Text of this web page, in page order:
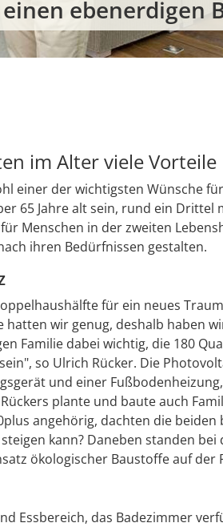
ebenerdigen
im Alter viele Vorteile
einer der wichtigsten Wünsche
65 Jahre alt sein, rund ein
Menschen in der zweiten
ihren Bedürfnissen gestalten.
für ein neues
wir genug, deshalb haben
Familie dabei wichtig, die 180
so Ulrich Rücker. Die
und einer
plante und baute auch
angehörig, dachten die
kann? Daneben standen
ökologischer Baustoffe auf der
Essbereich, das Badezimmer